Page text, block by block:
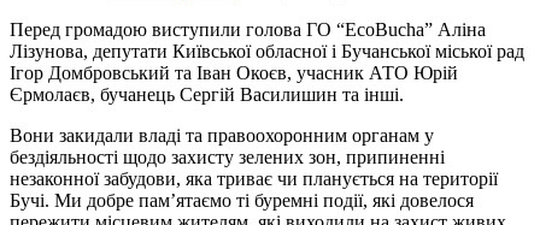
Перед громадою виступили голова ГО “ЕсоВuсha” Аліна
Лізунова, депутати Київської обласної і Бучанської міської рад
Ігор Домбровський та Іван Окоєв, учасник АТО Юрій
Єрмолаєв, бучанець Сергій Василишин та інші.
Вони закидали владі та правоохоронним органам у
бездіяльності щодо захисту зелених зон, припиненні
незаконної забудови, яка триває чи планується на території
Бучі. Ми добре пам’ятаємо ті буремні події, які довелося